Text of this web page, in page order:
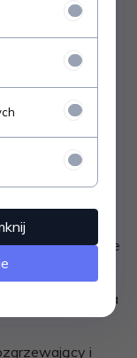
dla
używany w
do
zapach i uczucie
ze względu na
i